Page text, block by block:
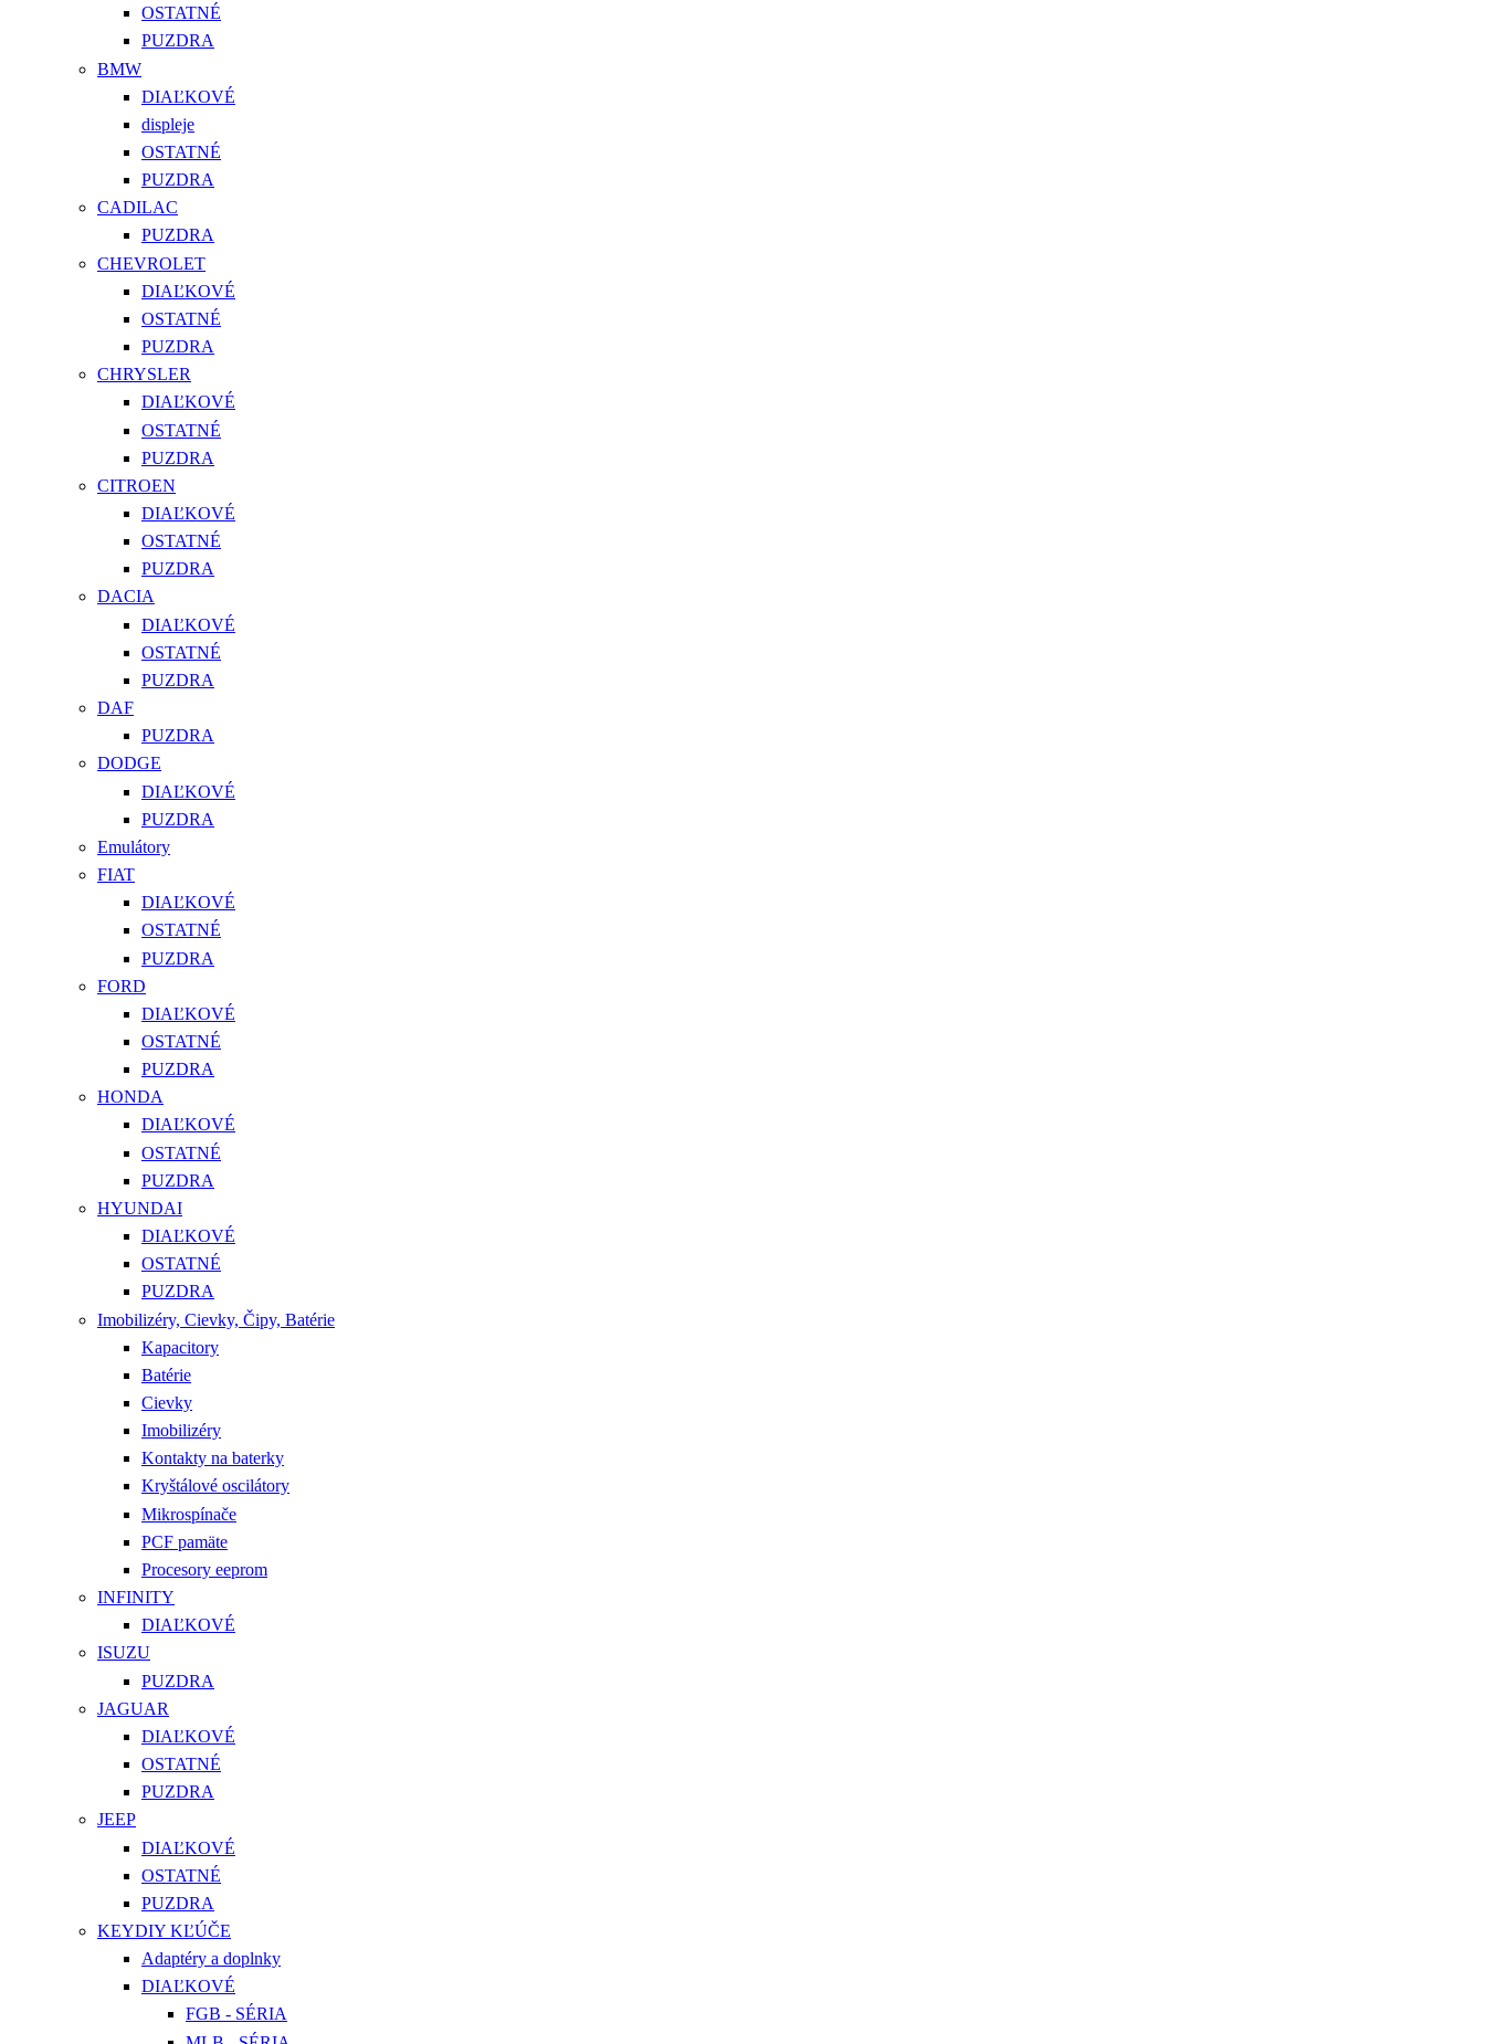
OSTATNÉ
PUZDRA
BMW
DIAĽKOVÉ
displeje
OSTATNÉ
PUZDRA
CADILAC
PUZDRA
CHEVROLET
DIAĽKOVÉ
OSTATNÉ
PUZDRA
CHRYSLER
DIAĽKOVÉ
OSTATNÉ
PUZDRA
CITROEN
DIAĽKOVÉ
OSTATNÉ
PUZDRA
DACIA
DIAĽKOVÉ
OSTATNÉ
PUZDRA
DAF
PUZDRA
DODGE
DIAĽKOVÉ
PUZDRA
Emulátory
FIAT
DIAĽKOVÉ
OSTATNÉ
PUZDRA
FORD
DIAĽKOVÉ
OSTATNÉ
PUZDRA
HONDA
DIAĽKOVÉ
OSTATNÉ
PUZDRA
HYUNDAI
DIAĽKOVÉ
OSTATNÉ
PUZDRA
Imobilizéry, Cievky, Čipy, Batérie
Kapacitory
Batérie
Cievky
Imobilizéry
Kontakty na baterky
Kryštálové oscilátory
Mikrospínače
PCF pamäte
Procesory eeprom
INFINITY
DIAĽKOVÉ
ISUZU
PUZDRA
JAGUAR
DIAĽKOVÉ
OSTATNÉ
PUZDRA
JEEP
DIAĽKOVÉ
OSTATNÉ
PUZDRA
KEYDIY KĽÚČE
Adaptéry a doplnky
DIAĽKOVÉ
FGB - SÉRIA